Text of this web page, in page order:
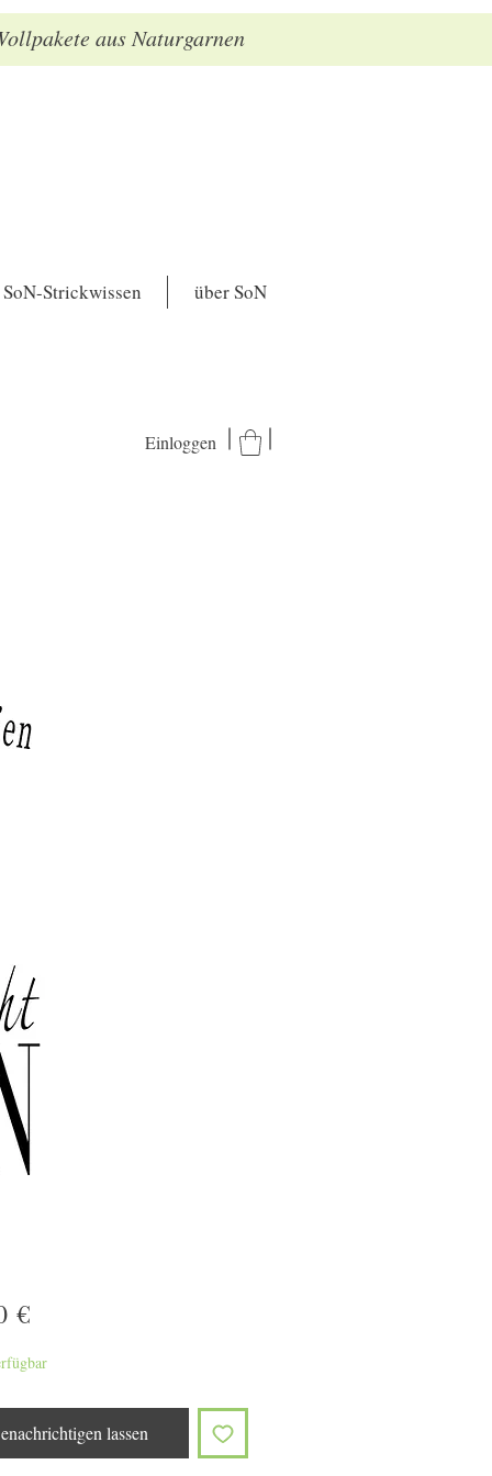
aus Naturgarnen
SoN-Strickwissen über SoN
€Preis
lassen
Einloggen